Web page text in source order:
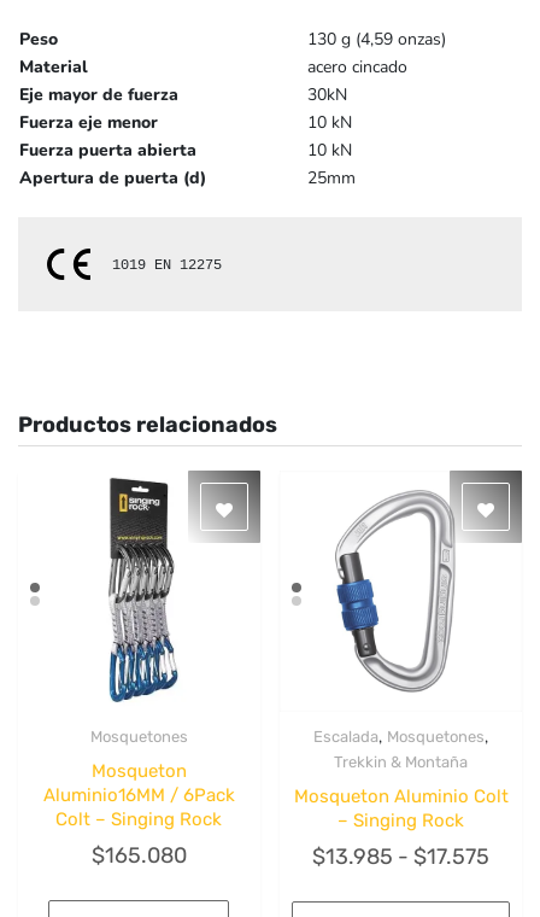
Peso
130 g (4,59 onzas)
Material
acero cincado
Eje mayor de fuerza
30kN
Fuerza eje menor
10 kN
Fuerza puerta abierta
10 kN
Apertura de puerta (d)
25mm
1019 EN 12275
Productos relacionados
Mosquetones
Mosqueton
Aluminio16MM / 6Pack
Colt – Singing Rock
$165.080
Quick View
Escalada, Mosquetones,
Trekkin & Montaña
Mosqueton Aluminio Colt
– Singing Rock
$13.985 - $17.575